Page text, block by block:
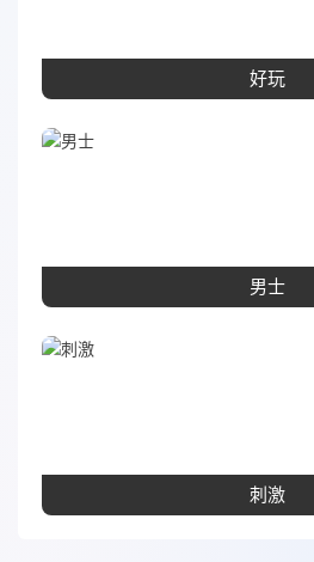
好玩
男士
刺激